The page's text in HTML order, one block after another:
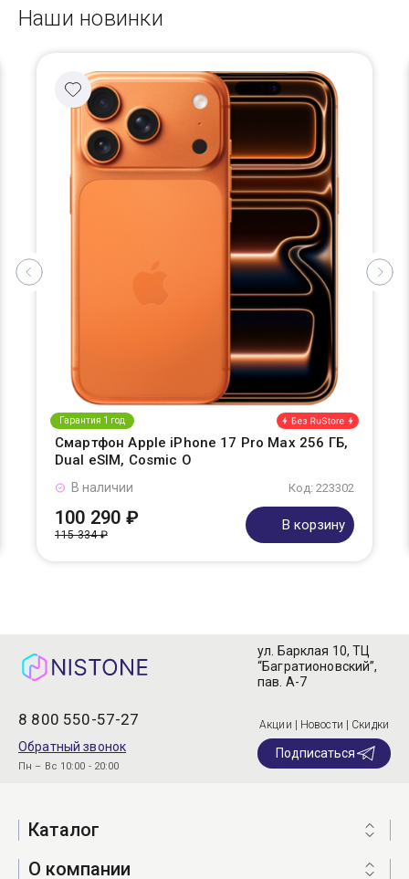
Наши новинки
Гарантия 1 год
Смартфон Apple iPhone 17 Pro Max 256 ГБ,
Dual eSIM, Cosmic O
Код: 223302
В наличии
100 290 ₽
115 334 ₽
В корзину
8 800 550-57-27
Обратный звонок
Пн – Вс 10:00 - 20:00
ул. Барклая 10, ТЦ
“Багратионовский”,
пав. А-7
Акции | Новости | Скидки
Подписаться
Каталог
О компании